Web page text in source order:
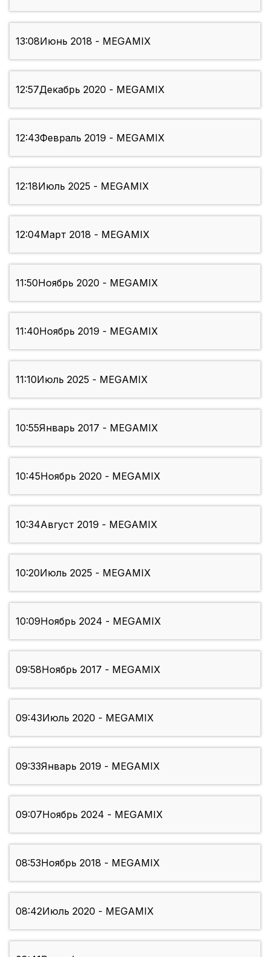
13:08Июнь 2018 - MEGAMIX
12:57Декабрь 2020 - MEGAMIX
12:43Февраль 2019 - MEGAMIX
12:18Июль 2025 - MEGAMIX
12:04Март 2018 - MEGAMIX
11:50Ноябрь 2020 - MEGAMIX
11:40Ноябрь 2019 - MEGAMIX
11:10Июль 2025 - MEGAMIX
10:55Январь 2017 - MEGAMIX
10:45Ноябрь 2020 - MEGAMIX
10:34Август 2019 - MEGAMIX
10:20Июль 2025 - MEGAMIX
10:09Ноябрь 2024 - MEGAMIX
09:58Ноябрь 2017 - MEGAMIX
09:43Июль 2020 - MEGAMIX
09:33Январь 2019 - MEGAMIX
09:07Ноябрь 2024 - MEGAMIX
08:53Ноябрь 2018 - MEGAMIX
08:42Июль 2020 - MEGAMIX